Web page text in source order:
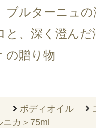
ブルターニュの
と、深く澄んだ
の贈り物
ボディオイル
カ＞75ml